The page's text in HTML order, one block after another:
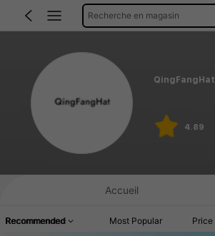
Recherche en magasin
QingFangHat
4.89
Accueil
Recommended Most Popular Price